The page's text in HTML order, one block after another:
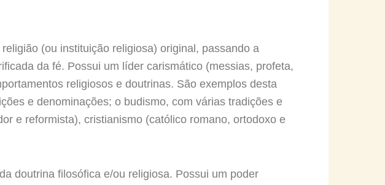
(ou instituição religiosa) original, passando a
da fé. Possui um líder carismático (messias, profeta,
religiosos e doutrinas. São exemplos desta
e denominações; o budismo, com várias tradições e
e reformista), cristianismo (católico romano, ortodoxo e
doutrina filosófica e/ou religiosa. Possui um poder